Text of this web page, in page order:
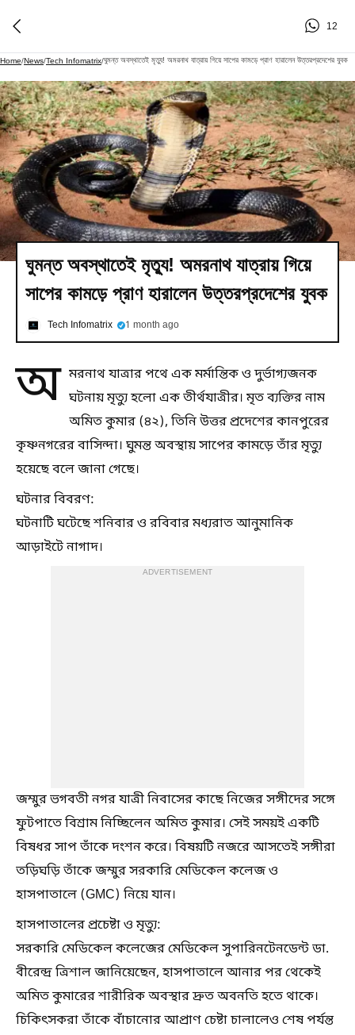
12
Home/News/Tech Infomatrix/ঘুমন্ত অবস্থাতেই মৃত্যু! অমরনাথ যাত্রায় গিয়ে সাপের কামড়ে প্রাণ হারালেন উত্তরপ্রদেশের যুবক
ঘুমন্ত অবস্থাতেই মৃত্যু! অমরনাথ যাত্রায় গিয়ে
সাপের কামড়ে প্রাণ হারালেন উত্তরপ্রদেশের যুবক
Tech Infomatrix 1 month ago
অ মরনাথ যাত্রার পথে এক মর্মান্তিক ও দুর্ভাগ্যজনক
ঘটনায় মৃত্যু হলো এক তীর্থযাত্রীর। মৃত ব্যক্তির নাম
অমিত কুমার (৪২), তিনি উত্তর প্রদেশের কানপুরের
কৃষ্ণনগরের বাসিন্দা। ঘুমন্ত অবস্থায় সাপের কামড়ে তাঁর মৃত্যু
হয়েছে বলে জানা গেছে।
ঘটনার বিবরণ:
ঘটনাটি ঘটেছে শনিবার ও রবিবার মধ্যরাত আনুমানিক
আড়াইটে নাগাদ।
ADVERTISEMENT
জম্মুর ভগবতী নগর যাত্রী নিবাসের কাছে নিজের সঙ্গীদের সঙ্গে
ফুটপাতে বিশ্রাম নিচ্ছিলেন অমিত কুমার। সেই সময়ই একটি
বিষধর সাপ তাঁকে দংশন করে। বিষয়টি নজরে আসতেই সঙ্গীরা
তড়িঘড়ি তাঁকে জম্মুর সরকারি মেডিকেল কলেজ ও
হাসপাতালে (GMC) নিয়ে যান।
হাসপাতালের প্রচেষ্টা ও মৃত্যু:
সরকারি মেডিকেল কলেজের মেডিকেল সুপারিনটেনডেন্ট ডা.
বীরেন্দ্র ত্রিশাল জানিয়েছেন, হাসপাতালে আনার পর থেকেই
অমিত কুমারের শারীরিক অবস্থার দ্রুত অবনতি হতে থাকে।
চিকিৎসকরা তাঁকে বাঁচানোর আপ্রাণ চেষ্টা চালালেও শেষ পর্যন্ত